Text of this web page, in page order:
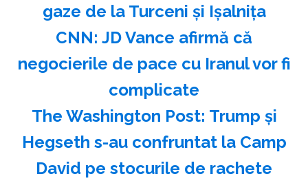
gaze de la Turceni şi Işalniţa
CNN: JD Vance afirmă că
negocierile de pace cu Iranul vor fi
complicate
The Washington Post: Trump şi
Hegseth s-au confruntat la Camp
David pe stocurile de rachete